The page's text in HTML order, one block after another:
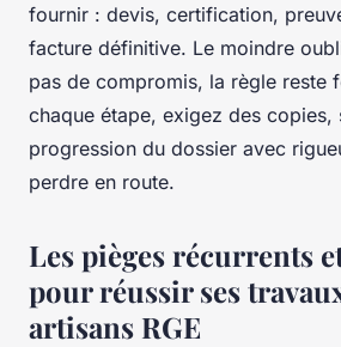
fournir : devis, certification,
facture définitive. Le moindre
pas de compromis, la règle reste
chaque étape, exigez des copies,
progression du dossier avec
perdre en route.
Les pièges récurrents
pour réussir ses
artisans RGE